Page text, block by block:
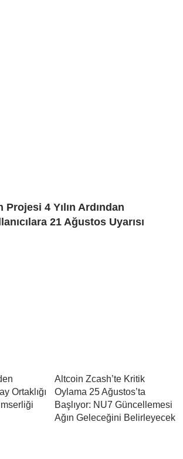
4 Yılın Ardından
21 Ağustos Uyarısı
Ortaklığı
Altcoin Zcash’te Kritik
Oylama 25 Ağustos’ta
Başlıyor: NU7 Güncellemesi
Ağın Geleceğini Belirleyecek